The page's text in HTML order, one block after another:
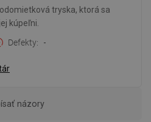
tryska, ktorá sa
kúpeľni.
Defekty -
názory